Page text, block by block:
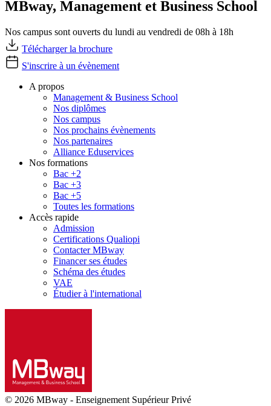
MBway, Management et Business School
Nos campus sont ouverts du lundi au vendredi de 08h à 18h
Télécharger la brochure
S'inscrire à un évènement
A propos
Management & Business School
Nos diplômes
Nos campus
Nos prochains évènements
Nos partenaires
Alliance Eduservices
Nos formations
Bac +2
Bac +3
Bac +5
Toutes les formations
Accès rapide
Admission
Certifications Qualiopi
Contacter MBway
Financer ses études
Schéma des études
VAE
Étudier à l'international
© 2026 MBway - Enseignement Supérieur Privé